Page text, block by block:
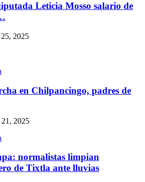
Leticia Mosso salario de
2025
en Chilpancingo, padres de
21, 2025
normalistas limpian
de Tixtla ante lluvias